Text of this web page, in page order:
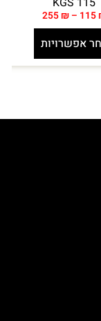
115
–
255 ₪
אפשרויות